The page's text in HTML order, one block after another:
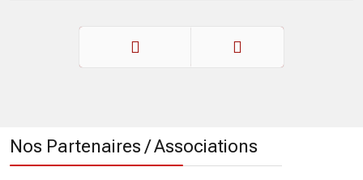
Nos Partenaires / Associations